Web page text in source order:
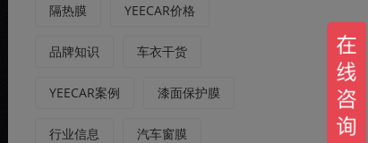
隔热膜 YEECAR价格
品牌知识 车衣干货
YEECAR案例 漆面保护膜
行业信息 汽车窗膜